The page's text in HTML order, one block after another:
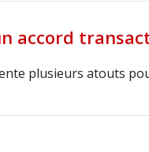
accord
plusieurs atouts